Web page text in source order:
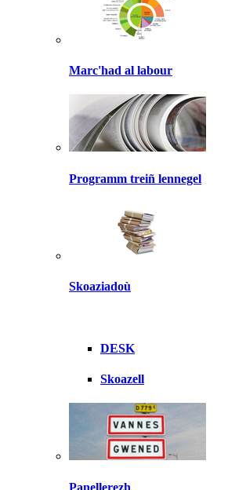
Marc'had al labour
Programm treiñ lennegel
Skoaziadoù
DESK
Skoazell
Panellerezh